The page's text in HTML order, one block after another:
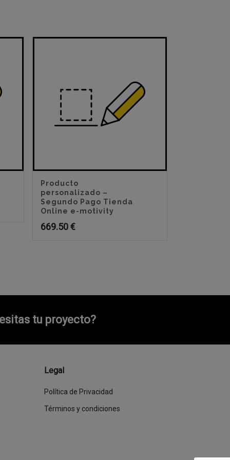
Producto
personalizado –
Segundo Pago Tienda
Online e-motivity
669.50€
tu proyecto?
Legal
Política de Privacidad
Términos y condiciones